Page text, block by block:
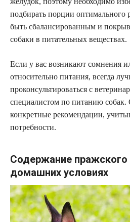
подбирать порции оптимального
быть сбалансированным и
собаки в питательных веществах.
Если у вас возникают сомнения
относительно питания, всегда
проконсультироваться с
специалистом по питанию собак.
конкретные рекомендации,
потребности.
Содержание пражского
домашних условиях